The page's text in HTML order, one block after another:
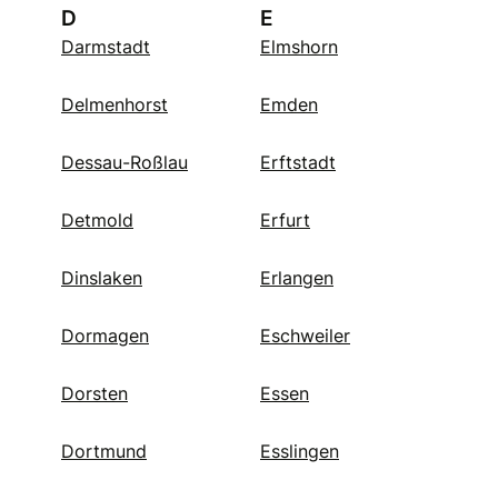
D
Darmstadt
Delmenhorst
Dessau-Roßlau
Detmold
Dinslaken
Dormagen
Dorsten
Dortmund
E
Elmshorn
Emden
Erftstadt
Erfurt
Erlangen
Eschweiler
Essen
Esslingen